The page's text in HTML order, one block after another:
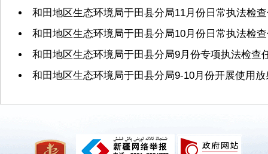
和田地区生态环境局于田县分局11月份日常执法检
和田地区生态环境局于田县分局10月份日常执法检
和田地区生态环境局于田县分局9月份专项执法检查
和田地区生态环境局于田县分局9-10月份开展使用